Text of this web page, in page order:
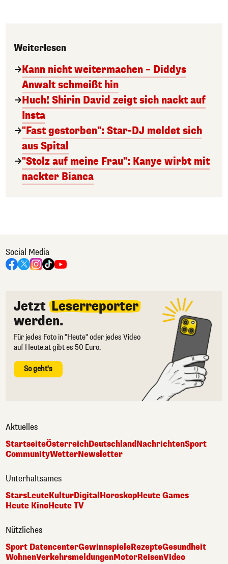
Weiterlesen
Kann nicht weitermachen – Diddys
Anwalt schmeißt hin
Huch! Shirin David zeigt sich nackt auf
Insta
"Fast gestorben": Star-DJ meldet sich
aus Spital
"Stolz auf meine Frau": Kanye wirbt mit
nackter Bianca
Social Media
Jetzt Leserreporter
werden.
Für jedes Foto in "Heute" oder jedes Video
auf Heute.at gibt es 50 Euro.
So geht's
Aktuelles
StartseiteÖsterreichDeutschlandNachrichtenSport
CommunityWetterNewsletter
Unterhaltsames
StarsLeuteKulturDigital HoroskopHeute Games
Heute KinoHeute TV
Nützliches
Sport DatencenterGewinnspieleRezepteGesundheit
WohnenVerkehrsmeldungenMotorReisenVideo